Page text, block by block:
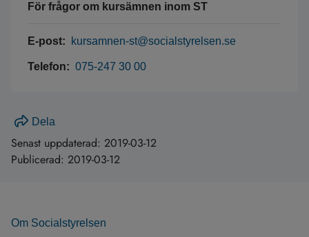
För frågor om kursämnen inom ST
E-post: kursamnen-st@socialstyrelsen.se
Telefon: 075-247 30 00
Dela
Senast uppdaterad: 2019-03-12
Publicerad: 2019-03-12
Om Socialstyrelsen